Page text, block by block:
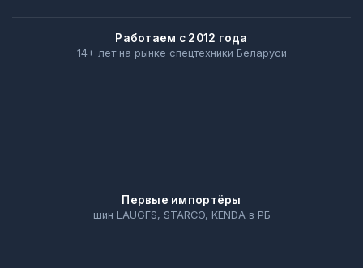
Работаем с 2012 года
14+ лет на рынке спецтехники Беларуси
Первые импортёры
шин LAUGFS, STARCO, KENDA в РБ